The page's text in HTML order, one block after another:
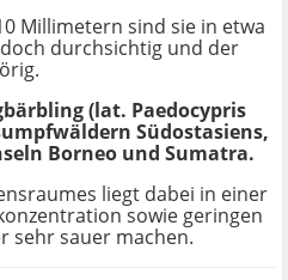
Millimetern sind sie in etwa
durchsichtig und der
(lat. Paedocypris
Südostasiens,
Borneo und Sumatra.
liegt dabei in einer
sowie geringen
sehr sauer machen.